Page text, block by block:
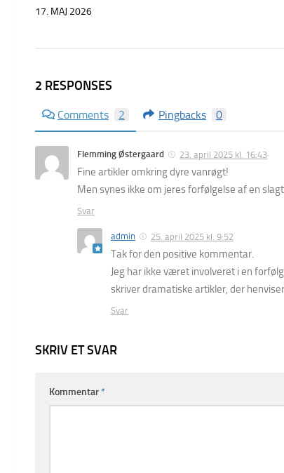
17. MAJ 2026
2 RESPONSES
Comments 2 Pingbacks 0
Flemming Østergaard 23. april 2025 kl. 16:43
Fine artikler omkring dyre vanrøgt!
Men synes ikke om jeres forfølgelse af en
Svar
admin 25. april 2025 kl. 9:52
Tak for den positive kommentar.
Jeg har ikke været involveret i en
skriver dramatiske artikler, der
Svar
SKRIV ET SVAR
Kommentar*